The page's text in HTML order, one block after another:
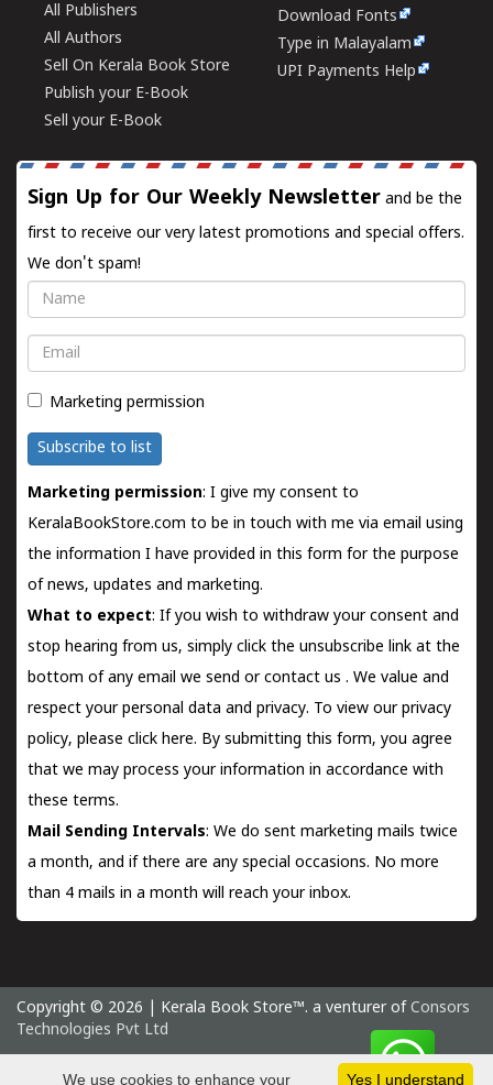
All Publishers
All Authors
Sell On Kerala Book Store
Publish your E-Book
Sell your E-Book
Download Fonts
Type in Malayalam
UPI Payments Help
Sign Up for Our Weekly Newsletter and be the
first to receive our very latest promotions and special offers.
We don't spam!
Name
Email
Marketing permission
Subscribe to list
Marketing permission: I give my consent to
KeralaBookStore.com to be in touch with me via email using
the information I have provided in this form for the purpose
of news, updates and marketing.
What to expect: If you wish to withdraw your consent and
stop hearing from us, simply click the unsubscribe link at the
bottom of any email we send orcontact us . We value and
respect your personal data and privacy. To view our privacy
policy, please click here. By submitting this form, you agree
that we may process your information in accordance with
these terms.
Mail Sending Intervals: We do sent marketing mails twice
a month, and if there are any special occasions. No more
than 4 mails in a month will reach your inbox.
Copyright © 2026 | Kerala Book Store™. a venturer of Consors
Technologies Pvt Ltd
Friday 7 August, 2026 IST
Yes I understand
We use cookies to enhance your